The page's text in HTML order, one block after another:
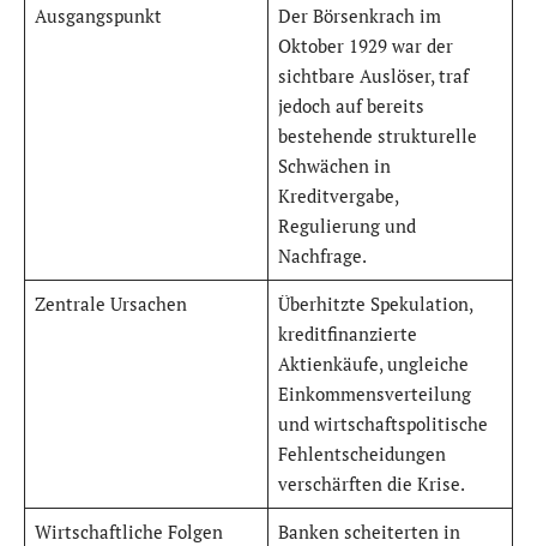
Ausgangspunkt
Der Börsenkrach im
Oktober 1929 war der
sichtbare Auslöser, traf
jedoch auf bereits
bestehende strukturelle
Schwächen in
Kreditvergabe,
Regulierung und
Nachfrage.
Zentrale Ursachen
Überhitzte Spekulation,
kreditfinanzierte
Aktienkäufe, ungleiche
Einkommensverteilung
und wirtschaftspolitische
Fehlentscheidungen
verschärften die Krise.
Wirtschaftliche Folgen
Banken scheiterten in